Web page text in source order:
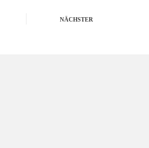
NÄCHSTER